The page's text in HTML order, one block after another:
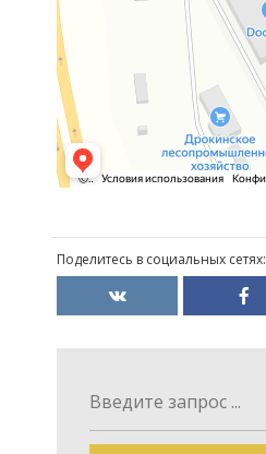
Поделитесь в социальных сетях: